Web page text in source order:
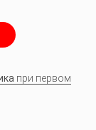
при первом